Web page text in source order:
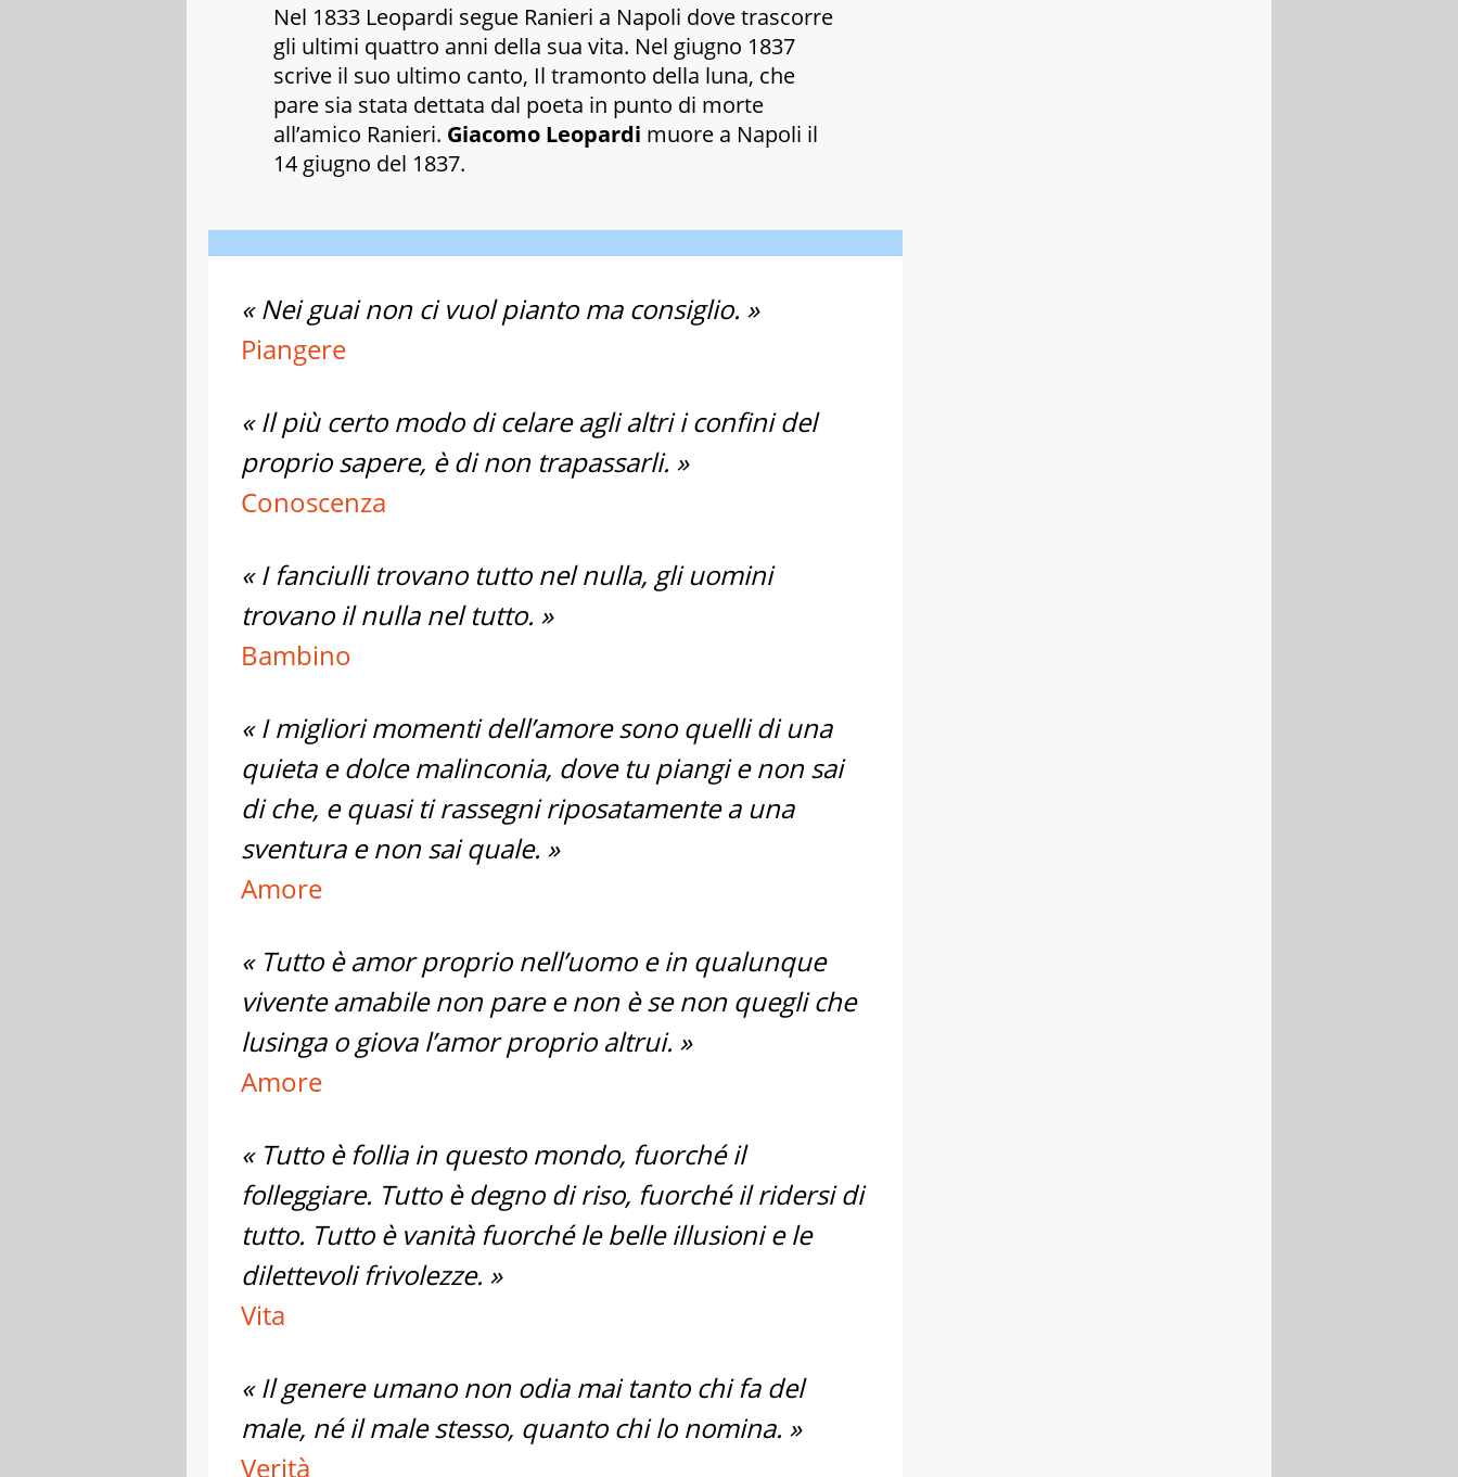
Nel 1833 Leopardi segue Ranieri a Napoli dove trascorre
gli ultimi quattro anni della sua vita. Nel giugno 1837
scrive il suo ultimo canto, Il tramonto della luna, che
pare sia stata dettata dal poeta in punto di morte
all’amico Ranieri. Giacomo Leopardi muore a Napoli il
14 giugno del 1837.
« Nei guai non ci vuol pianto ma consiglio. »
Piangere
« Il più certo modo di celare agli altri i confini del
proprio sapere, è di non trapassarli. »
Conoscenza
« I fanciulli trovano tutto nel nulla, gli uomini
trovano il nulla nel tutto. »
Bambino
« I migliori momenti dell’amore sono quelli di una
quieta e dolce malinconia, dove tu piangi e non sai
di che, e quasi ti rassegni riposatamente a una
sventura e non sai quale. »
Amore
« Tutto è amor proprio nell’uomo e in qualunque
vivente amabile non pare e non è se non quegli che
lusinga o giova l’amor proprio altrui. »
Amore
« Tutto è follia in questo mondo, fuorché il
folleggiare. Tutto è degno di riso, fuorché il ridersi di
tutto. Tutto è vanità fuorché le belle illusioni e le
dilettevoli frivolezze. »
Vita
« Il genere umano non odia mai tanto chi fa del
male, né il male stesso, quanto chi lo nomina. »
Verità